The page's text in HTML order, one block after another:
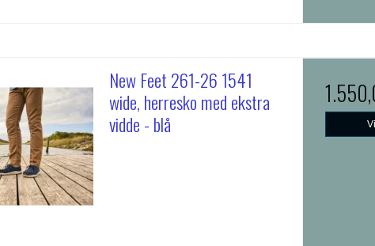
New Feet 261-26 1541
wide, herresko med ekstra
vidde - blå